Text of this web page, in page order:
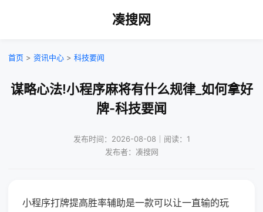
凑搜网
首页 > 资讯中心 > 科技要闻
谋略心法!小程序麻将有什么规律_如何拿好
牌-科技要闻
发布时间：2026-08-08｜阅读：1
发布者：凑搜网
小程序打牌提高胜率辅助是一款可以让一直输的玩